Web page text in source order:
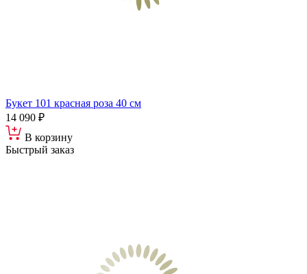
Букет 101 красная роза 40 см
14 090 ₽
В корзину
Быстрый заказ